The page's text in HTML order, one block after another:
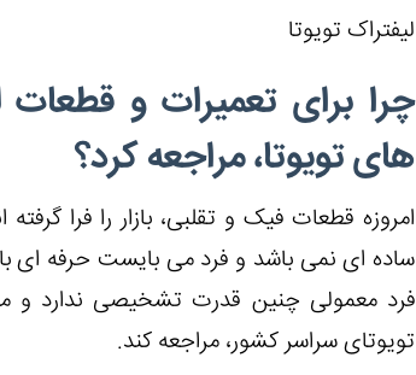
لیفتراک تویوتا
چرا برای تعمیرات و قطعات
های تویوتا، مراجعه کرد؟
امروزه قطعات فیک و تقلبی، بازار را فرا
ساده ای نمی باشد و فرد می بایست حرفه ای
فرد معمولی چنین قدرت تشخیصی ندارد و
تویوتای سراسر کشور، مراجعه کند.